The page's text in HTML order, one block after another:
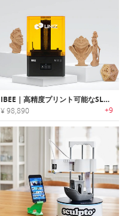
IBEE｜高精度プリント可能なSLAテクノロジー搭載LCD-SLA 3Dプリンター「アイビー」
¥ 98,890 +9